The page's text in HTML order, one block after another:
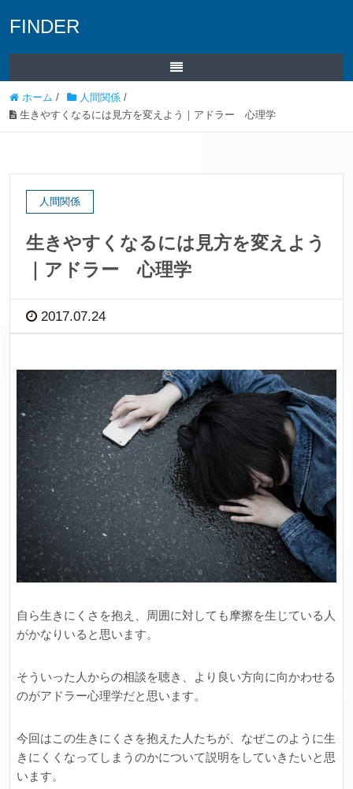
FINDER
ホーム / 人間関係 /
生きやすくなるには見方を変えよう｜アドラー 心理学
人間関係
生きやすくなるには見方を変えよう
｜アドラー 心理学
2017.07.24
自ら生きにくさを抱え、周囲に対しても摩擦を生じている人
がかなりいると思います。
そういった人からの相談を聴き、より良い方向に向かわせる
のがアドラー心理学だと思います。
今回はこの生きにくさを抱えた人たちが、なぜこのように生
きにくくなってしまうのかについて説明をしていきたいと思
います。